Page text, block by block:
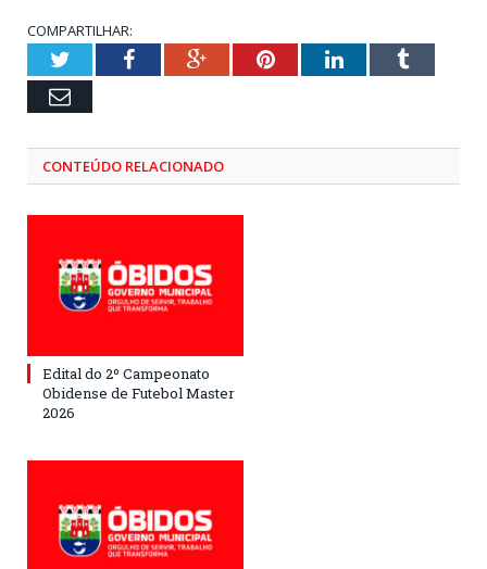
COMPARTILHAR:
TwitterFacebookGoogle+PinterestLinkedInTumblr
Email
CONTEÚDO RELACIONADO
Edital do 2º Campeonato
Obidense de Futebol Master
2026